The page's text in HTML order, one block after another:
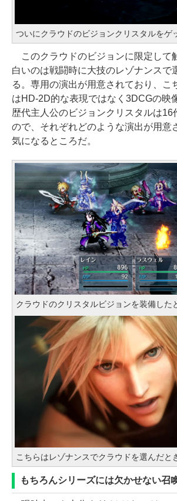
ついにクラウドのビジョンクリスタルをゲ
このクラウドのビジョンに限定して
白いのは戦闘時に大技のレゾナンスで
る。専用の演出が用意されており、こ
はHD-2D的な表現ではなく3DCGの映
歴代主人公のビジョンクリスタルは16
ので、それぞれどのような演出が用意
気になるところだ。
クラウドのクリスタルビジョンを装備した
こちらはレゾナンスでクラウドを選んだと
もちろんシリーズには欠かせない召